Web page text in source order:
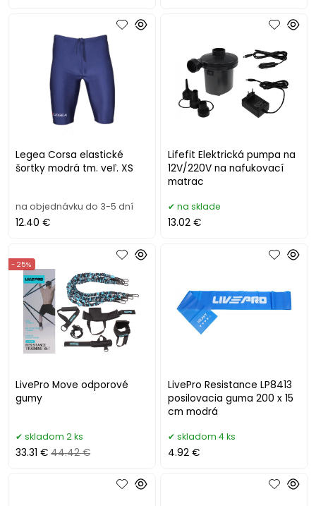
Legea Corsa elastické
šortky modrá tm. veľ. XS
na objednávku do 3-5 dní
12.40 €
Lifefit Elektrická pumpa na
12V/220V na nafukovací
matrac
na sklade
13.02 €
LivePro Move odporové
gumy
- 25%
skladom 2 ks
33.31 € 44.42 €
LivePro Resistance LP8413
posilovacia guma 200 x 15
cm modrá
skladom 4 ks
4.92 €